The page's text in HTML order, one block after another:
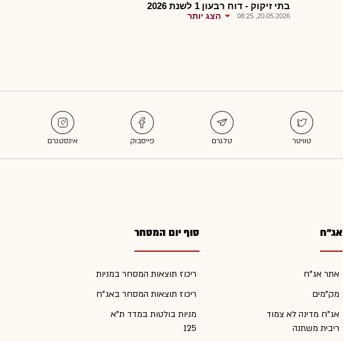
בתי זיקוק - דוח רבעון 1 לשנת 2026
20.05.2026, 08:25 הצג יותר
אג"ח
אתר אג"ח
מק"מים
אג"ח מדינה לא צמוד
ריבית משתנה
סוף יום המסחר
ריכוז תוצאות המסחר במניות
ריכוז תוצאות המסחר באג"ח
מניות בולטות במדד ת"א
125